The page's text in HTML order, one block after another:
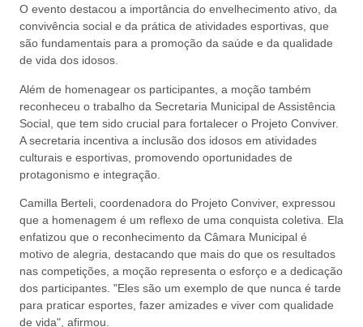
O evento destacou a importância do envelhecimento ativo, da
convivência social e da prática de atividades esportivas, que
são fundamentais para a promoção da saúde e da qualidade
de vida dos idosos.
Além de homenagear os participantes, a moção também
reconheceu o trabalho da Secretaria Municipal de Assistência
Social, que tem sido crucial para fortalecer o Projeto Conviver.
A secretaria incentiva a inclusão dos idosos em atividades
culturais e esportivas, promovendo oportunidades de
protagonismo e integração.
Camilla Berteli, coordenadora do Projeto Conviver, expressou
que a homenagem é um reflexo de uma conquista coletiva. Ela
enfatizou que o reconhecimento da Câmara Municipal é
motivo de alegria, destacando que mais do que os resultados
nas competições, a moção representa o esforço e a dedicação
dos participantes. "Eles são um exemplo de que nunca é tarde
para praticar esportes, fazer amizades e viver com qualidade
de vida", afirmou.